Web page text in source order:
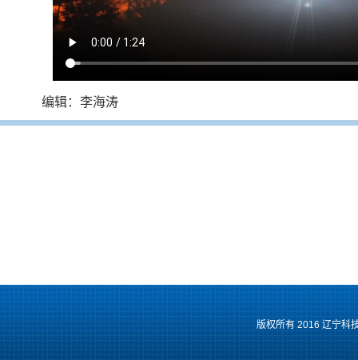
编辑：李海涛
版权所有 2016 辽宁